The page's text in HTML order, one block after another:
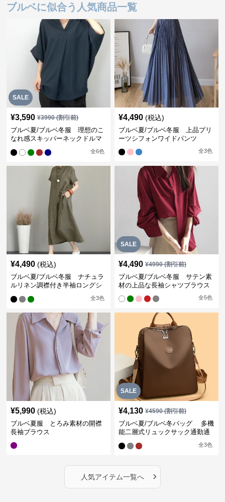
ブルベに似合う人気商品一覧
SALE
¥3,590 ¥3990(割引前)
ブルベ夏/ブルベ冬服 理想のこ
なれ感スキッパーネックドルマ
全6色
¥4,490 (税込)
ブルベ夏/ブルベ冬服 上品プリ
ーツシフォンワイドパンツ
全3色
¥4,490 (税込)
ブルベ夏/ブルベ冬服 ナチュラ
ルリネン調襟付き半袖ロングシ
全3色
SALE
¥4,490 ¥4990(割引前)
ブルベ夏/ブルベ冬服 サテン素
材の上品な長袖シャツブラウス
全5色
¥5,990 (税込)
ブルベ夏服 とろみ素材の開襟
長袖ブラウス
SALE
¥4,130 ¥4590(割引前)
ブルベ夏/ブルベ冬バッグ 多機
能二層式リュックサック通勤通
全3色
人気アイテム一覧へ ›